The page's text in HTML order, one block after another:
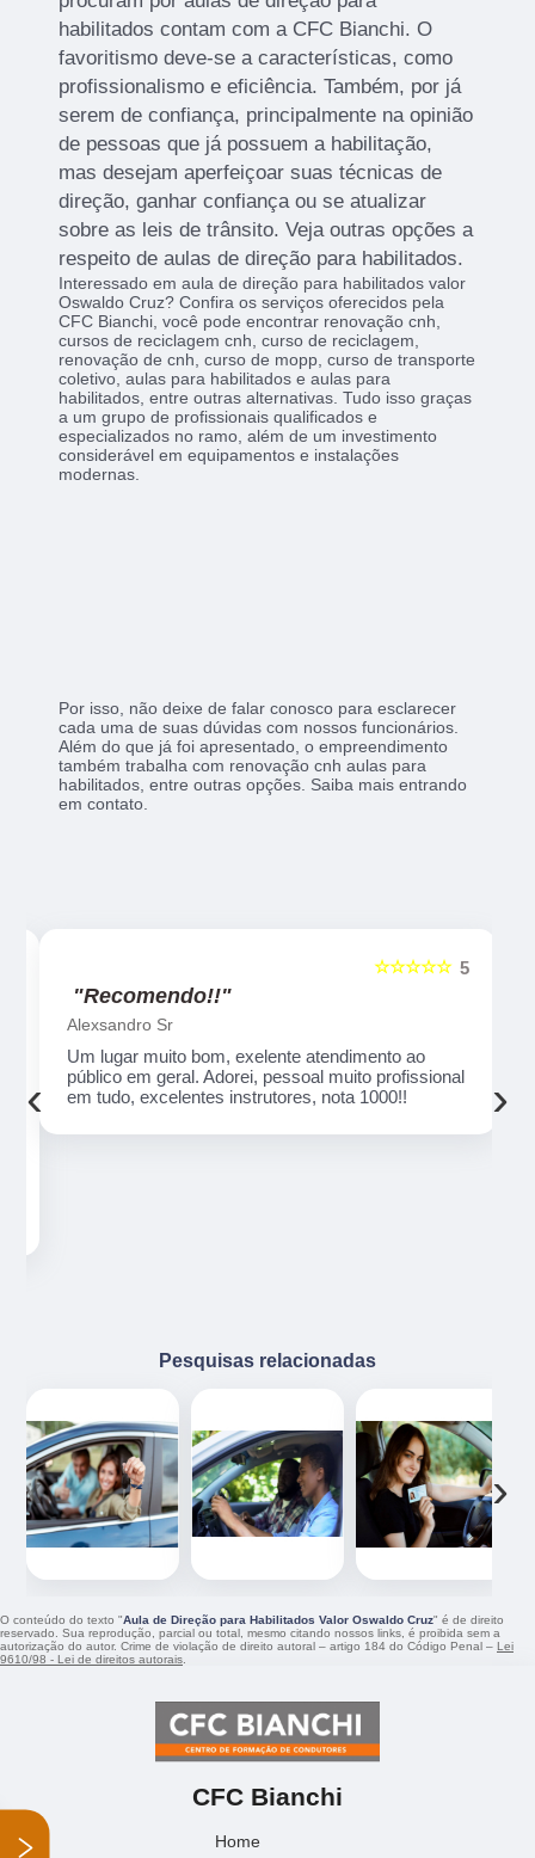
habilitados contam com a CFC Bianchi. O
favoritismo deve-se a características, como
profissionalismo e eficiência. Também, por já
serem de confiança, principalmente na opinião
de pessoas que já possuem a habilitação,
mas desejam aperfeiçoar suas técnicas de
direção, ganhar confiança ou se atualizar
sobre as leis de trânsito. Veja outras opções a
respeito de aulas de direção para habilitados.
Interessado em aula de direção para habilitados valor
Oswaldo Cruz? Confira os serviços oferecidos pela
CFC Bianchi, você pode encontrar renovação cnh,
cursos de reciclagem cnh, curso de reciclagem,
renovação de cnh, curso de mopp, curso de transporte
coletivo, aulas para habilitados e aulas para
habilitados, entre outras alternativas. Tudo isso graças
a um grupo de profissionais qualificados e
especializados no ramo, além de um investimento
considerável em equipamentos e instalações
modernas.
Por isso, não deixe de falar conosco para esclarecer
cada uma de suas dúvidas com nossos funcionários.
Além do que já foi apresentado, o empreendimento
também trabalha com renovação cnh aulas para
habilitados, entre outras opções. Saiba mais entrando
em contato.
5
☆☆☆☆☆
"Recomendo!!"
Alexsandro Sr
Um lugar muito bom, exelente atendimento ao
público em geral. Adorei, pessoal muito profissional
em tudo, excelentes instrutores, nota 1000!!
‹ ›
Pesquisas relacionadas
‹ ›
O conteúdo do texto "Aula de Direção para Habilitados Valor Oswaldo Cruz" é de direito
reservado. Sua reprodução, parcial ou total, mesmo citando nossos links, é proibida sem a
autorização do autor. Crime de violação de direito autoral – artigo 184 do Código Penal – Lei
9610/98 - Lei de direitos autorais
CFC Bianchi
Home